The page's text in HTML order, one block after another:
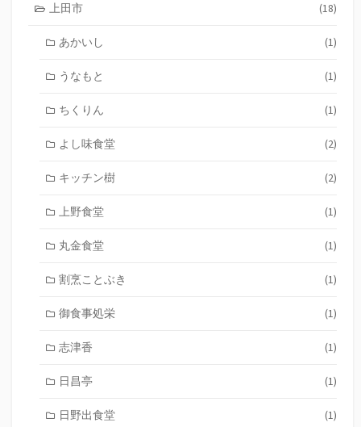
上田市 (18)
あかいし (1)
うなもと (1)
ちくりん (1)
よし味食堂 (2)
キッチン樹 (2)
上野食堂 (1)
丸金食堂 (1)
割烹ことぶき (1)
御食事処栄 (1)
志津香 (1)
日昌亭 (1)
日野出食堂 (1)